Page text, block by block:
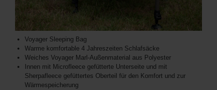
Voyager Sleeping Bag
Warme komfortable 4 Jahreszeiten Schlafsäcke
Weiches Voyager Marl-Außenmaterial aus Polyester
Innen mit Microfleece gefütterte Unterseite und mit
Sherpafleece gefüttertes Oberteil für den Komfort und zur
Wärmespeicherung